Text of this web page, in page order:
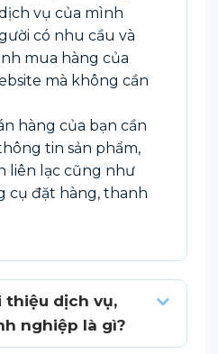
vụ của mình
có nhu cầu và
mua hàng của
mà không cần
hàng của bạn cần
tin sản phẩm,
liên lạc cũng như
cụ đặt hàng, thanh
thiệu dịch vụ,
nghiệp là gì?